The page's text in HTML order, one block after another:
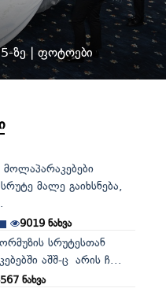
ზე | ფოტოები
მალე გაიხსნება,
9019 ნახვა
სრუტესთან
აშშ-ც არის ჩ...
ნახვა